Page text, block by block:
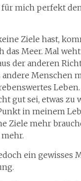
für mich perfekt
Ziele hast,
das Meer. Mal
der anderen
andere Menschen
gut sei, etwas
in meinem
Ziele mehr
ein gewisses